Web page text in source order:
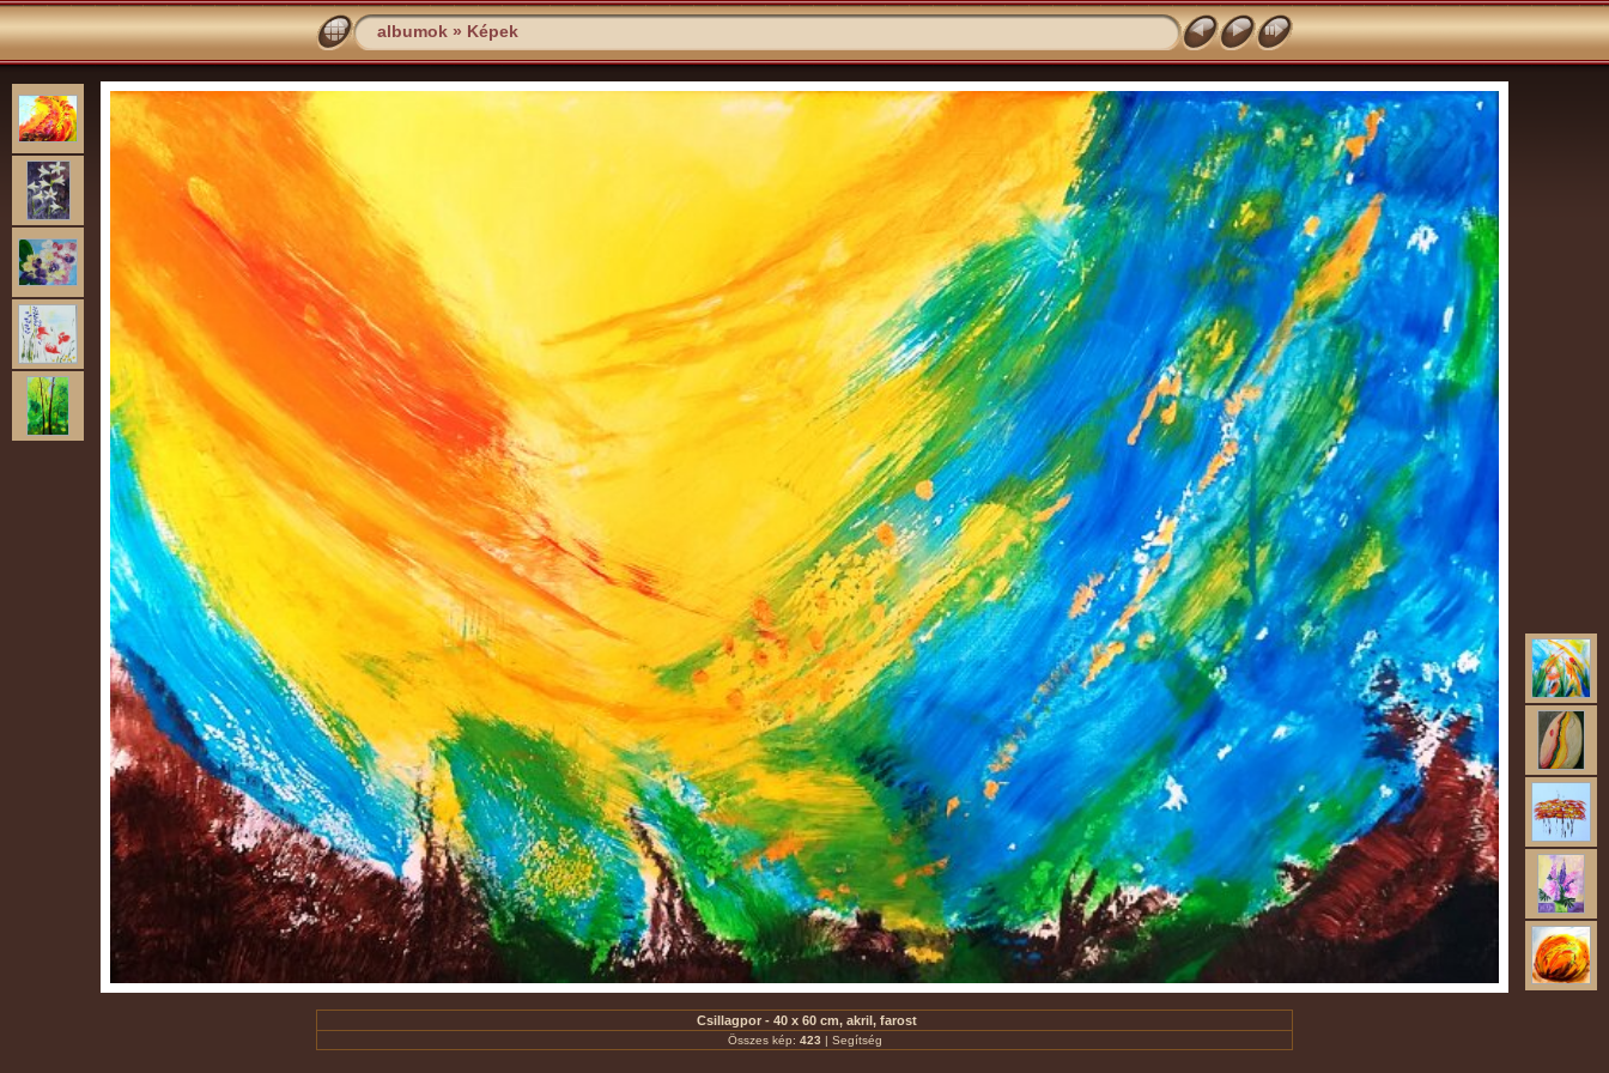
albumok » Képek
Csillagpor - 40 x 60 cm, akril, farost
Összes kép: 423 | Segítség